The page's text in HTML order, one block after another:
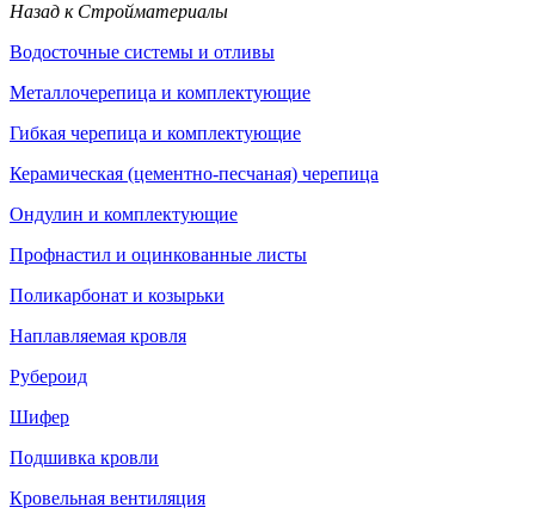
Назад к Стройматериалы
Водосточные системы и отливы
Металлочерепица и комплектующие
Гибкая черепица и комплектующие
Керамическая (цементно-песчаная) черепица
Ондулин и комплектующие
Профнастил и оцинкованные листы
Поликарбонат и козырьки
Наплавляемая кровля
Рубероид
Шифер
Подшивка кровли
Кровельная вентиляция